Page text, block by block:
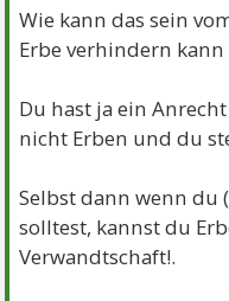
Wie kann das sein
Erbe verhindern
Du hast ja ein
nicht Erben und du
Selbst dann wenn du
solltest, kannst du
Verwandtschaft!.